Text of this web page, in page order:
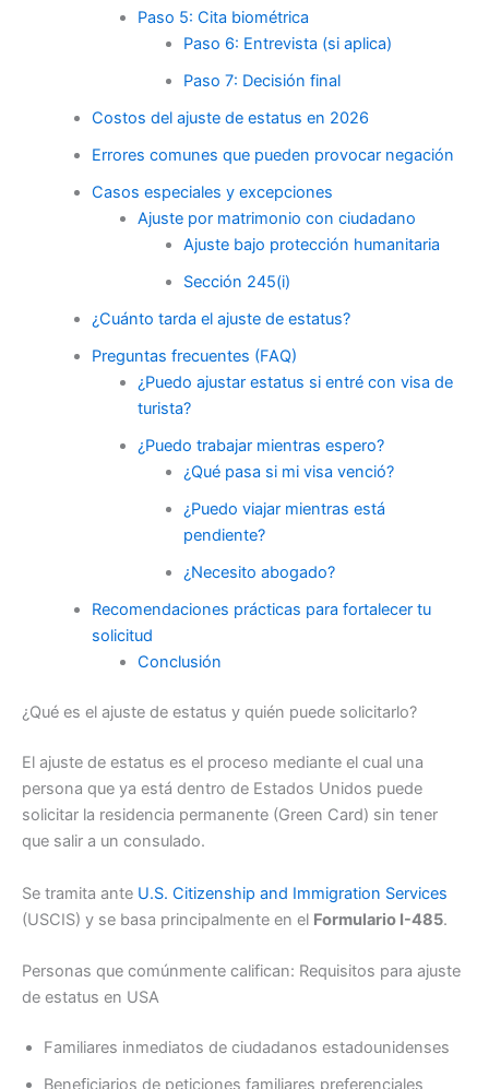
Paso 5: Cita biométrica
Paso 6: Entrevista (si aplica)
Paso 7: Decisión final
Costos del ajuste de estatus en 2026
Errores comunes que pueden provocar negación
Casos especiales y excepciones
Ajuste por matrimonio con ciudadano
Ajuste bajo protección humanitaria
Sección 245(i)
¿Cuánto tarda el ajuste de estatus?
Preguntas frecuentes (FAQ)
¿Puedo ajustar estatus si entré con visa de
turista?
¿Puedo trabajar mientras espero?
¿Qué pasa si mi visa venció?
¿Puedo viajar mientras está
pendiente?
¿Necesito abogado?
Recomendaciones prácticas para fortalecer tu
solicitud
Conclusión
¿Qué es el ajuste de estatus y quién puede solicitarlo?
El ajuste de estatus es el proceso mediante el cual una
persona que ya está dentro de Estados Unidos puede
solicitar la residencia permanente (Green Card) sin tener
que salir a un consulado.
Se tramita ante U.S. Citizenship and Immigration Services
(USCIS) y se basa principalmente en el Formulario I-485.
Personas que comúnmente califican: Requisitos para ajuste
de estatus en USA
Familiares inmediatos de ciudadanos estadounidenses
Beneficiarios de peticiones familiares preferenciales